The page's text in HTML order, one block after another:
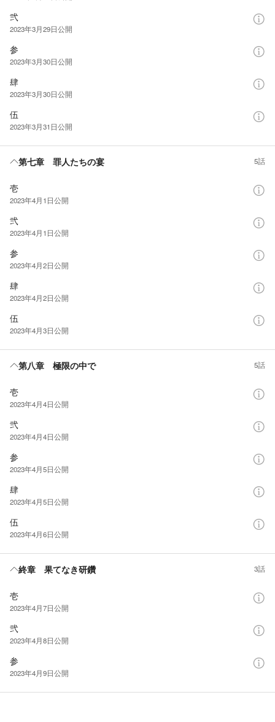
弐
2023年3月29日公開
参
2023年3月30日公開
肆
2023年3月30日公開
伍
2023年3月31日公開
第七章 罪人たちの宴 5話
壱
2023年4月1日公開
弐
2023年4月1日公開
参
2023年4月2日公開
肆
2023年4月2日公開
伍
2023年4月3日公開
第八章 極限の中で 5話
壱
2023年4月4日公開
弐
2023年4月4日公開
参
2023年4月5日公開
肆
2023年4月5日公開
伍
2023年4月6日公開
終章 果てなき研鑽 3話
壱
2023年4月7日公開
弐
2023年4月8日公開
参
2023年4月9日公開